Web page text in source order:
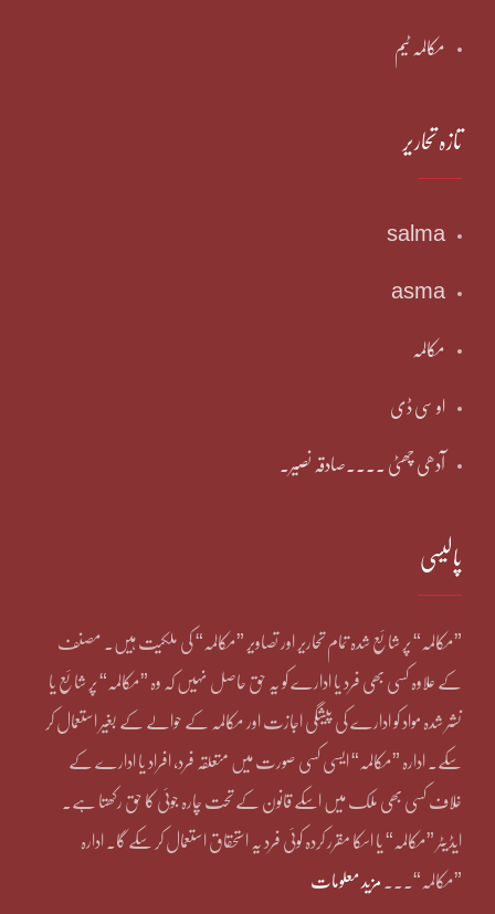
مکالمہ ٹیم
تازہ تحاریر
salma
asma
مکالمہ
او سی ڈی
آدھی چھٹی ۔۔۔۔صادقہ نصیر۔
پالیسی
”مکالمہ“ پر شائع شدہ تمام تحاریر اور تصاویر ”مکالمہ“ کی ملکیت ہیں۔ مصنف
کے علاوہ کسی بھی فرد یا ادارے کو یہ حق حاصل نہیں کہ وہ ”مکالمہ“ پر شائع یا
نشر شدہ مواد کو ادارے کی پیشگی اجازت اور مکالمہ کے حوالے کے بغیر استعمال کر
سکے۔ ادارہ ”مکالمہ“ ایسی کسی صورت میں متعلقہ فرد، افراد یا ادارے کے
خلاف کسی بھی ملک میں اسکے قانون کے تحت چارہ جوئی کا حق رکھتا ہے۔
ایڈیٹر ”مکالمہ“ یا اسکا مقرر کردہ کوئی فرد یہ استحقاق استعمال کر سکے گا۔ ادارہ
”مکالمہ“۔۔۔ مزید معلومات